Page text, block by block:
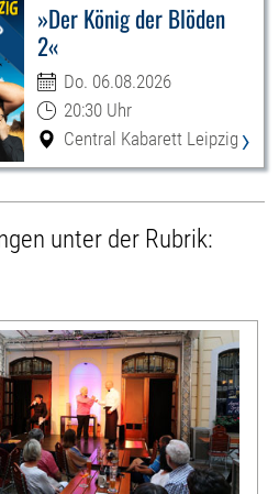
»Der König der Blöden
2«
Do. 06.08.2026
20:30 Uhr
Central Kabarett Leipzig ›
unter der Rubrik: